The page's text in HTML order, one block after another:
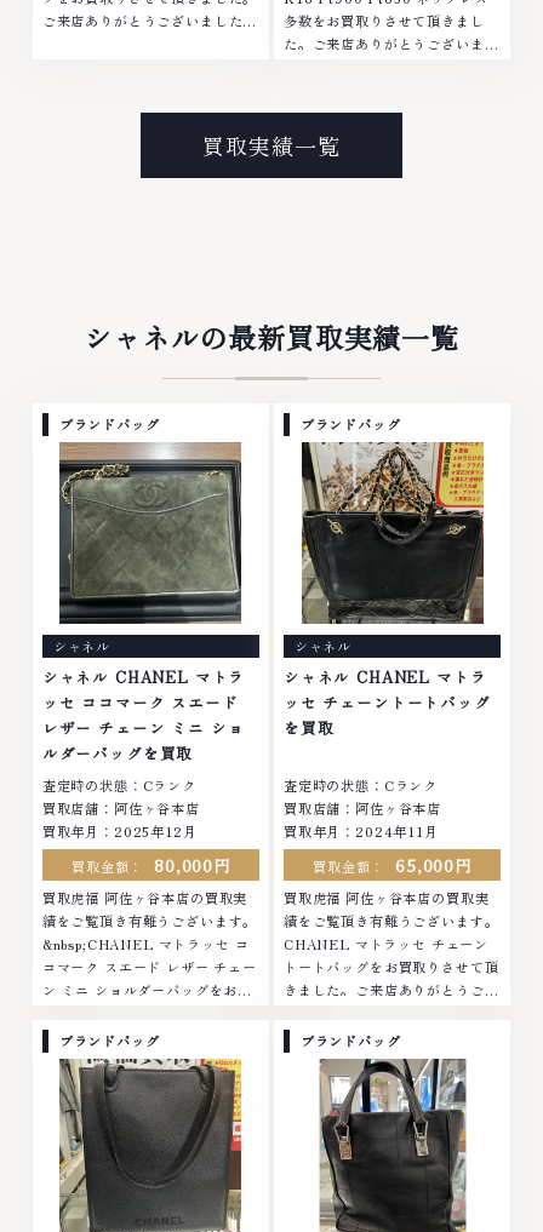
ご来店ありがとうございました。
ら、お任せくださいなかでも金・
プラチナ等のアクセサリー・貴金
属・宝石・ダイヤモンド・ジュエ
リーや ブランド品・時計等は特
ており、他店ではお値段の付かな
かったお品物でも、一点一点丁寧
959-764営業時間: 10:00～
19:00定休日: 年中無休
多数をお買取りさせて頂きまし
た。ご来店ありがとうございまし
ブランド衣類 お酒買取りのこと
なら、お任せくださいなかでも
金・プラチナ等のアクセサリー・
貴金属・宝石・ダイヤモンド・ジ
計、多くのお品物の高価買取りを
実現しており、他店ではお値段の
軽にご連絡ください。TEL:
0120-959-764営業時間: 10:00
～19:00定休日: 年中無休
買取実績一覧
シャネルの最新買取実績一覧
ブランドバッグ
シャネル
シャネル CHANEL マトラ
ッセ ココマーク スエード
レザー チェーン ミニ ショ
ルダーバッグを買取
査定時の状態：Cランク
買取店舗：阿佐ヶ谷本店
買取年月：2025年12月
買取金額：
80,000円
買取虎福 阿佐ヶ谷本店の買取実
績をご覧頂き有難うございます。
&nbsp;CHANEL マトラッセ コ
コマーク スエード レザー チェー
ン ミニ ショルダーバッグをお買
りがとうございました。■地域買
取No.1へ挑戦金 プラチナ ダイヤ
モンド ブランド品 ブランド衣類
お酒買取りのことなら、お任せく
ださいなかでも金・プラチナ等の
アクセサリー・貴金属・宝石・ダ
イヤモンド・ジュエリーや ブラ
ンド品・時計等は特に自信を持っ
て、高額査定を実現しておりま
ブランドバッグ
シャネル
シャネル CHANEL マトラ
ッセ チェーントートバッグ
を買取
査定時の状態：Cランク
買取店舗：阿佐ヶ谷本店
買取年月：2024年11月
買取金額：
65,000円
買取虎福 阿佐ヶ谷本店の買取実
績をご覧頂き有難うございます。
CHANEL マトラッセ チェーン
トートバッグをお買取りさせて頂
きました。ご来店ありがとうござ
戦金 プラチナ ダイヤモンド ブラ
ンド品 ブランド衣類 お酒買取り
のことなら、お任せください。な
かでも金・プラチナ等のアクセサ
リー・貴金属・宝石・ダイヤモン
ド・ジュエリーや ブランド品・
時計等は特に自信を持って、高額
査定を実現しております。 古く
て使わなくなってしまったアクセ
ブランドバッグ ブランドバッグ